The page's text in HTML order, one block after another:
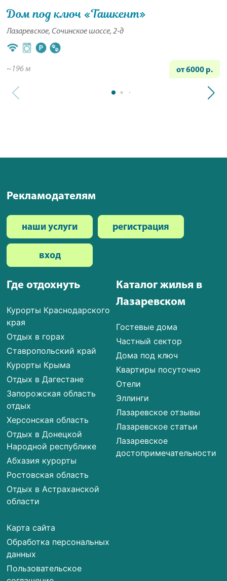
Дом под ключ «Ташкент»
Лазаревское, Сочинское шоссе, 2-д
~196 м от 6000 р.
Где отдохнуть
Курорты Краснодарского
края
Отдых в горах
Ставропольский край
Курорты Крыма
Отдых в Дагестане
Запорожская область
отдых
Херсонская область
Отдых в Донецкой
Народной республике
Абхазия курорты
Ростовская область
Отдых в Астраханской
области
Карта сайта
Обработка персональных
данных
Пользовательское
Каталог жилья в
Лазаревском
Гостевые дома
Частный сектор
Дома под ключ
Квартиры посуточно
Отели
Эллинги
Лазаревское отзывы
Лазаревское статьи
Лазаревское
достопримечательности
Рекламодателям
наши услуги регистрация
вход